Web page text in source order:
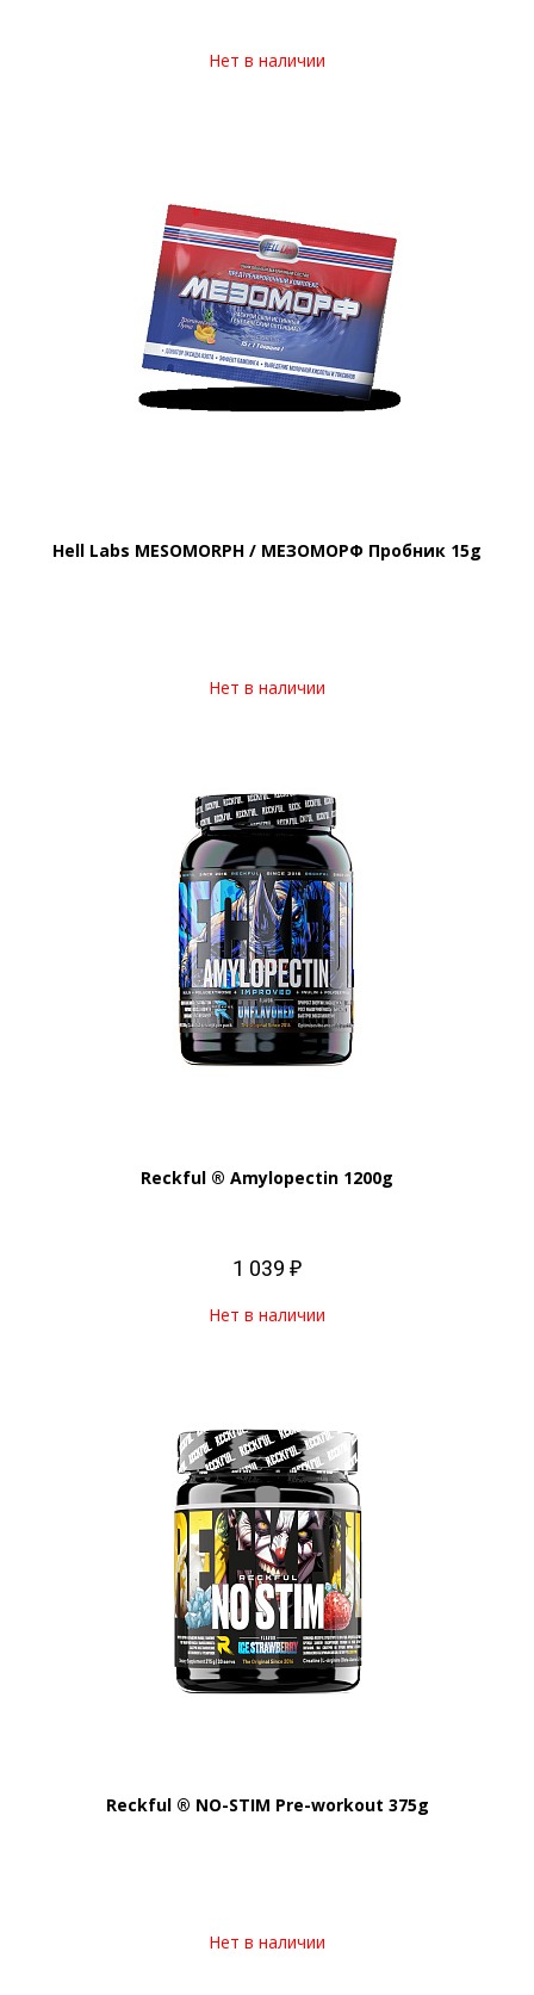
Нет в наличии
Hell Labs MESOMORPH / МЕЗОМОРФ Пробник 15g
Нет в наличии
Reckful ® Amylopectin 1200g
1 039 ₽
Нет в наличии
Reckful ® NO-STIM Pre-workout 375g
Нет в наличии